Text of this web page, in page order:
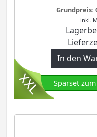
Grundpreis:
inkl.
In den
Sparset